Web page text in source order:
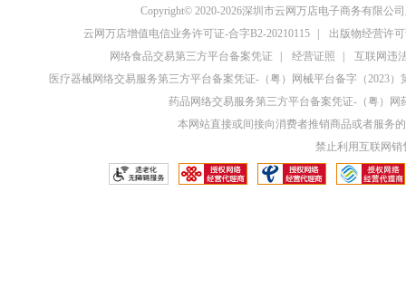
Copyright© 2020-2026深圳市云网万店电子商务有限公
云网万店增值电信业务许可证-合字B2-20210115
出版物经营许
网络食品交易第三方平台备案凭证
经营证照
互联网违
医疗器械网络交易服务第三方平台备案凭证-（粤）网械平台备字（2023）
药品网络交易服务第三方平台备案凭证-（粤）网
本网站直接或间接向消费者推销商品或者服务
禁止利用互联网销